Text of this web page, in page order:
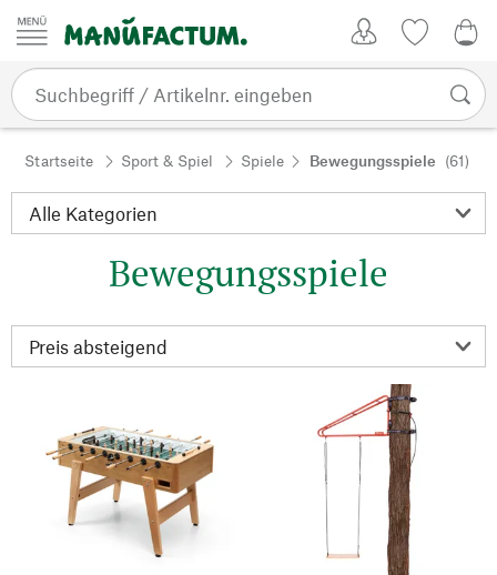
Zum Inhalt springen
Startseite Sport & Spiel Spiele Bewegungsspiele (61)
Bewegungsspiele